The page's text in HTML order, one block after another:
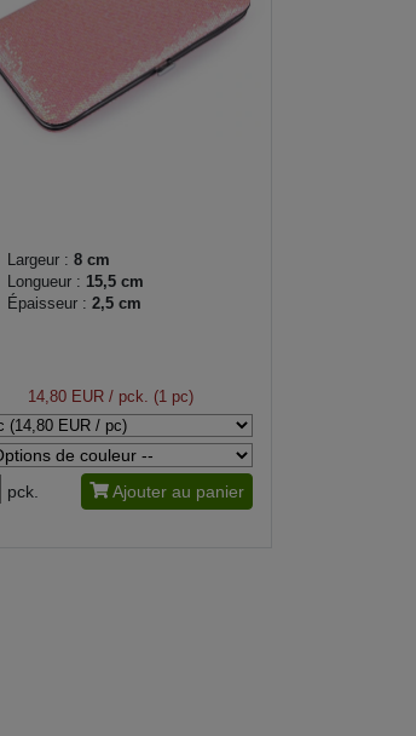
Largeur : 8 cm
Longueur : 15,5 cm
Épaisseur : 2,5 cm
14,80 EUR/ pck. (1 pc)
pck. Ajouter au panier